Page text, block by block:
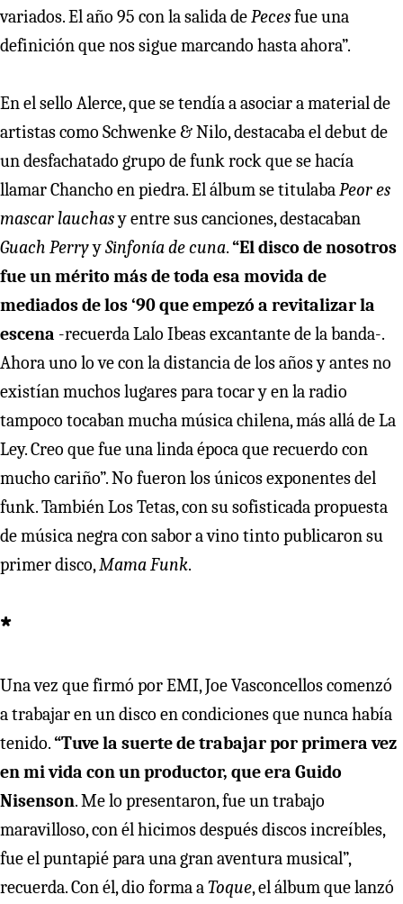
variados. El año 95 con la salida de Pecesfue una
definición que nos sigue marcando hasta ahora”.
En el sello Alerce, que se tendía a asociar a material de
artistas como Schwenke & Nilo, destacaba el debut de
un desfachatado grupo de funk rock que se hacía
llamar Chancho en piedra. El álbum se titulaba Peor es
mascar lauchasy entre sus canciones, destacaban
Guach PerryySinfonía de cuna.“El disco de nosotros
fue un mérito más de toda esa movida de
mediados de los ‘90 que empezó a revitalizar la
escena -recuerda Lalo Ibeas excantante de la banda-.
Ahora uno lo ve con la distancia de los años y antes no
existían muchos lugares para tocar y en la radio
tampoco tocaban mucha música chilena, más allá de La
Ley. Creo que fue una linda época que recuerdo con
mucho cariño”. No fueron los únicos exponentes del
funk. También Los Tetas, con su sofisticada propuesta
de música negra con sabor a vino tinto publicaron su
primer disco, Mama Funk.
*
Una vez que firmó por EMI, Joe Vasconcellos comenzó
a trabajar en un disco en condiciones que nunca había
tenido.“Tuve la suerte de trabajar por primera vez
en mi vida con un productor, que era Guido
Nisenson. Me lo presentaron, fue un trabajo
maravilloso, con él hicimos después discos increíbles,
fue el puntapié para una gran aventura musical”,
recuerda. Con él, dio forma a Toque, el álbum que lanzó